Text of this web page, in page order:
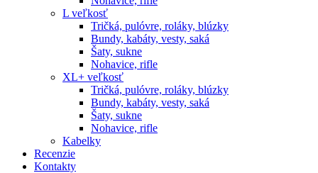
L veľkosť
Tričká, pulóvre, roláky, blúzky
Bundy, kabáty, vesty, saká
Šaty, sukne
Nohavice, rifle
XL+ veľkosť
Tričká, pulóvre, roláky, blúzky
Bundy, kabáty, vesty, saká
Šaty, sukne
Nohavice, rifle
Kabelky
Recenzie
Kontakty